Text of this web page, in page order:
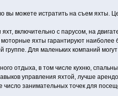
вы можете истратить на съем яхты.
включительно с парусом, на
яхты гарантируют наиболее
Для маленьких компаний
отдыха, в том числе кухню,
управления яхтой, лучше
число занимательных точек для